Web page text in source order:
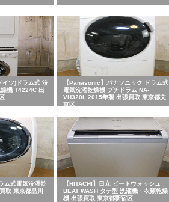
イツ)ドラム式 洗
機 T4224C 出
【Panasonic】パナソニック ドラム式
電気洗濯乾燥機 プチドラム NA-
VH320L 2015年製 出張買取 東京都文
京区
ム式電気洗濯乾
取 東京都品川
【HITACHI】日立 ビートウォッシュ
BEAT WASH タテ型 洗濯機・衣類乾燥
機 出張買取 東京都新宿区